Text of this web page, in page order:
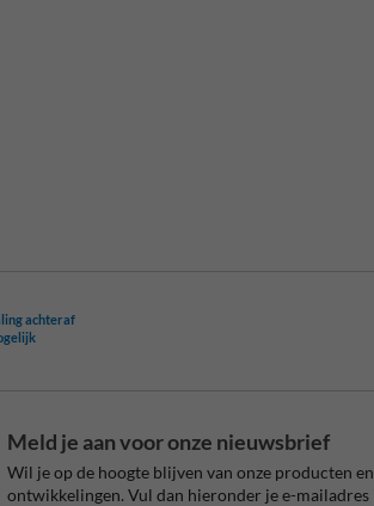
achteraf
Meld je aan voor onze nieuwsbrief
Wil je op de hoogte blijven van onze producten
ontwikkelingen. Vul dan hieronder je e-mailadres